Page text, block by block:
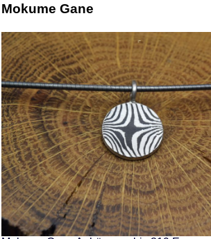
Mokume Gane